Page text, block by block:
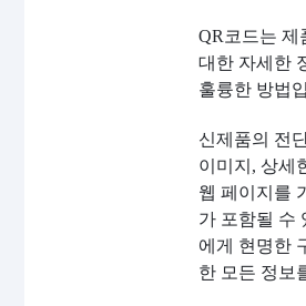
QR코드는 제
대한 자세한
훌륭한 방법
신제품의 전
이미지, 상세
웹 페이지를
가 포함될 수
에게 현명한
한 모든 정보